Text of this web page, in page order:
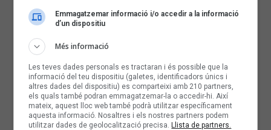
Emmagatzemar informació i/o accedir a la informació
d’un dispositiu
Més informació
Les teves dades personals es tractaran i és possible que la
informació del teu dispositiu (galetes, identificadors únics i
altres dades del dispositiu) es comparteixi amb 210 partners,
els quals també podran emmagatzemar-la o accedir-hi. Així
mateix, aquest lloc web també podrà utilitzar específicament
aquesta informació. Nosaltres i els nostres partners podem
utilitzar dades de geolocalització precisa.Llista de partners.